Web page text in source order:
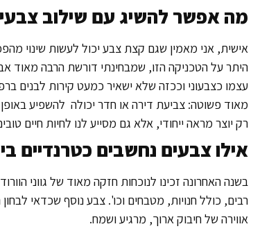
מה אפשר להשיג עם שילוב
אישית, אני מאמין שגם קצת צבע יכול לעשות שינוי
היתר על הטכניקה הזו, שמבחינתי דורשת הרבה מאוד
עצמו כצבעוני וככזה שלא ישאיר כמעט קירות לבנים
מאוד פשוטה: צביעת דירה או חדר יכולה להשפיע באופן
רק יוצר מראה ייחודי, אלא גם מסייע לנו לחיות חיים
אילו צבעים נחשבים כטרנדיים
בשנה האחרונה זכינו לנוכחות חזקה מאוד של גווני
אווירה של חיבוק ארוך, מרגיע ושמח.